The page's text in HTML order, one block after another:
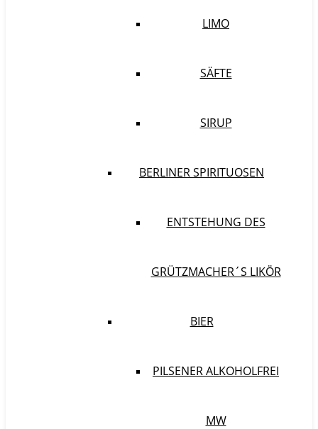
LIMO
SÄFTE
SIRUP
BERLINER SPIRITUOSEN
ENTSTEHUNG DES
GRÜTZMACHER´S LIKÖR
BIER
PILSENER ALKOHOLFREI
MW